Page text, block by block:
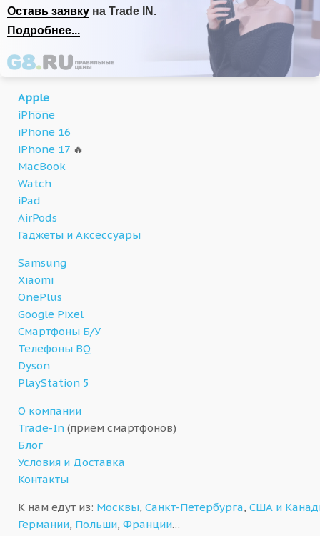
Оставь заявку на Trade IN.
Подробнее...
Apple
iPhone
iPhone 16
iPhone 17 🔥
MacBook
Watch
iPad
AirPods
Гаджеты и Аксессуары
Samsung
Xiaomi
OnePlus
Google Pixel
Смартфоны Б/У
Телефоны BQ
Dyson
PlayStation 5
О компании
Trade-In (приём смартфонов)
Блог
Условия и Доставка
Контакты
К нам едут из: Москвы, Санкт-Петербурга, США и
Германии, Польши, Франции…